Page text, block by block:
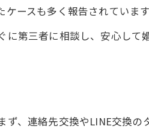
ースも多く報告されています
第三者に相談し、安心して
、連絡先交換やLINE交換の